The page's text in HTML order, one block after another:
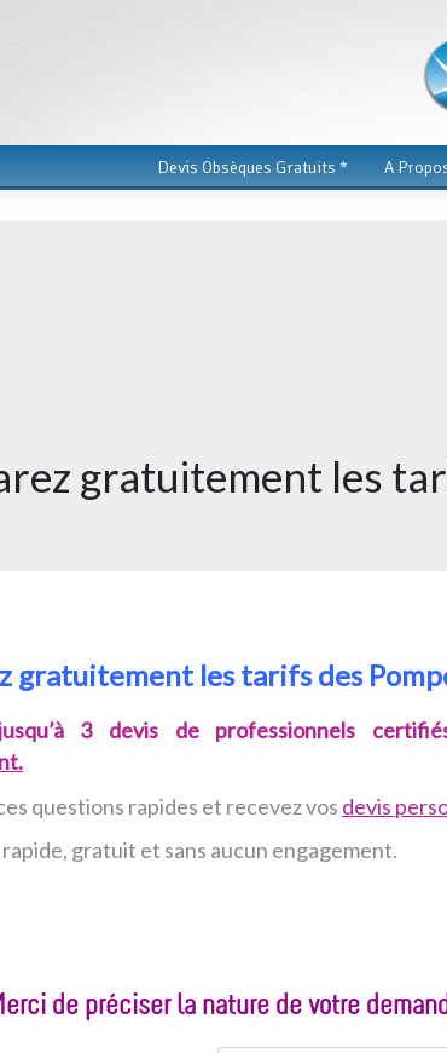
Devis Obsèques Gratuits * A
gratuitement les
gratuitement les tarifs des
3 devis de professionnels
questions rapides et recevezvos devis
rapide, gratuit et sans aucun engagement.